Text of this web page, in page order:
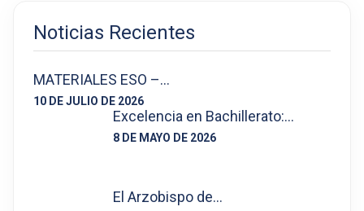
Noticias Recientes
MATERIALES ESO –…
10 DE JULIO DE 2026
Excelencia en Bachillerato:…
8 DE MAYO DE 2026
El Arzobispo de…